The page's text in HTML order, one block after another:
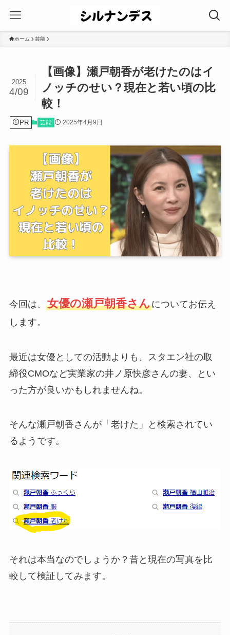
ホーム 芸能
【画像】瀬戸朝香が老けたのはイ
ノッチのせい？現在と若い頃の比
較！
2025
4/09
PR 芸能 2025年4月9日
今回は、 女優の瀬戸朝香さんについてお伝え
します。
最近は女優としての活動よりも、スタエン社の取
締役CMOなど実業家の井ノ原快彦さんの妻、とい
った方が良いかもしれませんね。
そんな瀬戸朝香さんが「老けた」と検索されてい
るようです。
それは本当なのでしょうか？昔と現在の写真を比
較して検証してみます。